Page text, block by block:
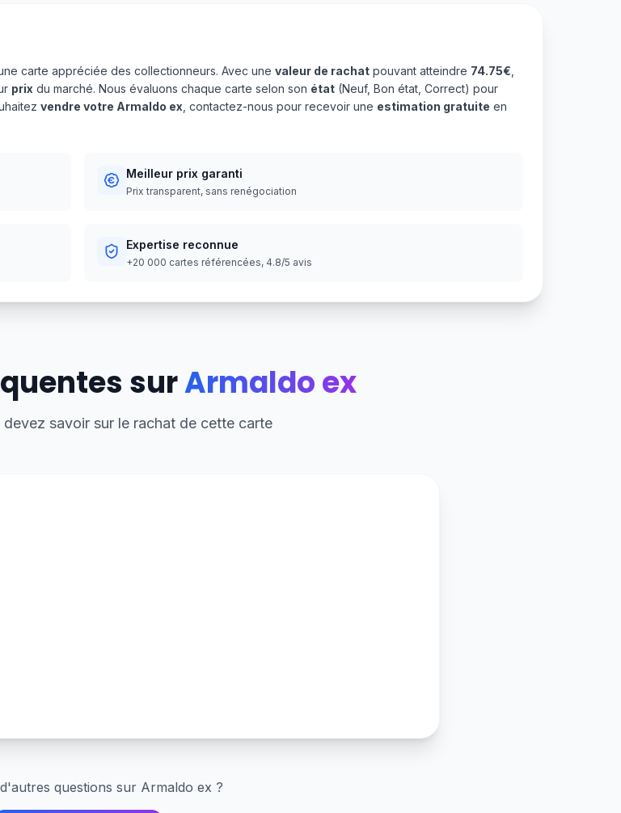
carte appréciée des collectionneurs. Avec une valeur de rachat pouvant atteindre 74.75€
prix du marché. Nous évaluons chaque carte selon son état (Neuf, Bon état, Correct) pour
vendre votre Armaldo ex , contactez-nous pour recevoir une estimation gratuite en
Meilleur prix garanti
Prix transparent, sans renégociation
Expertise reconnue
+20 000 cartes référencées, 4.8/5 avis
surArmaldo ex
savoir sur le rachat de cette carte
questions sur Armaldo ex ?